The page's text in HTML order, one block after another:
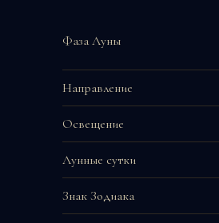
Фаза Луны
Направление
Освещение
Лунные сутки
Знак Зодиака